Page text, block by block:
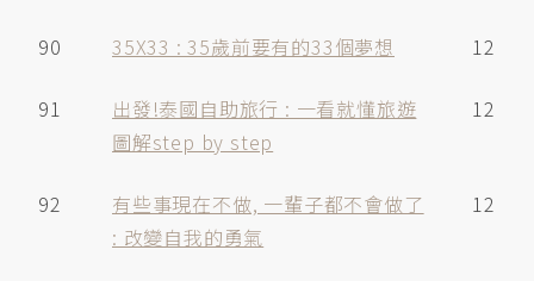
90 35X33 : 35歲前要有的33個夢想 12
91
出發!泰國自助旅行 : 一看就懂旅遊
圖解step by step
12
92
有些事現在不做, 一輩子都不會做了
: 改變自我的勇氣
12